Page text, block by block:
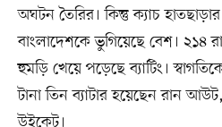
অঘটন তৈরির। কিন্তু ক্যাচ হাতছাড়ার
বাংলাদেশকে ভুগিয়েছে বেশ। ২১৪
হুমড়ি খেয়ে পড়েছে ব্যাটিং।
টানা তিন ব্যাটার হয়েছেন রান
উইকেট।